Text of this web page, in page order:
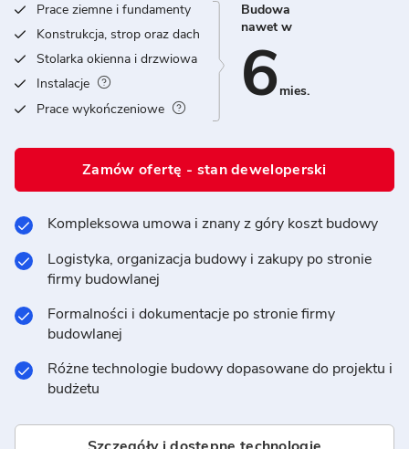
Prace ziemne i fundamenty
Konstrukcja, strop oraz dach
Stolarka okienna i drzwiowa
Instalacje
Prace wykończeniowe
Budowa
nawet w
6 mies.
Zamów ofertę - stan deweloperski
Kompleksowa umowa i znany z góry koszt budowy
Logistyka, organizacja budowy i zakupy po stronie
firmy budowlanej
Formalności i dokumentacje po stronie firmy
budowlanej
Różne technologie budowy dopasowane do projektu i
budżetu